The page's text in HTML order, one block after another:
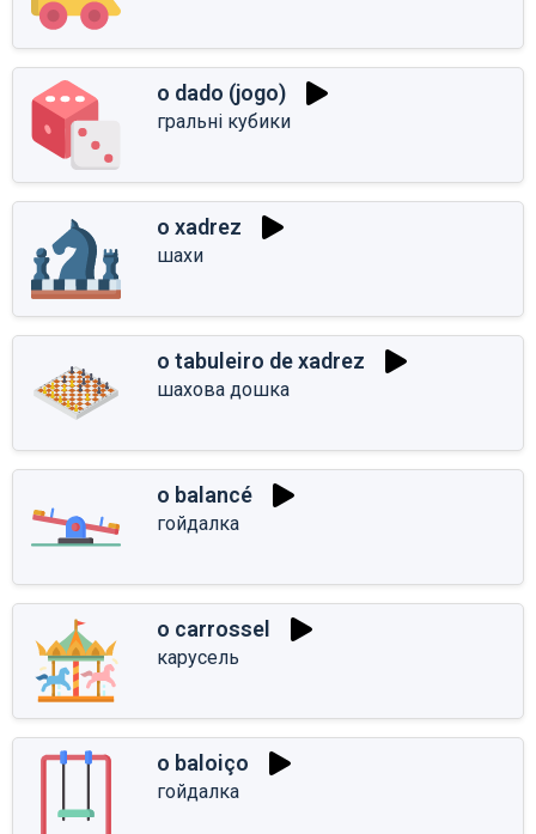
o dado (jogo)
гральні кубики
o xadrez
шахи
o tabuleiro de xadrez
шахова дошка
o balancé
гойдалка
o carrossel
карусель
o baloiço
гойдалка